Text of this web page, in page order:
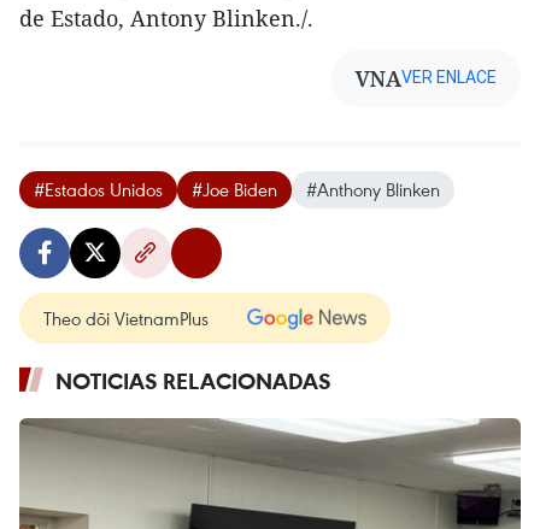
de Estado, Antony Blinken./.
VNAVER ENLACE
#Estados Unidos #Joe Biden #Anthony Blinken
Theo dõi VietnamPlus
NOTICIAS RELACIONADAS